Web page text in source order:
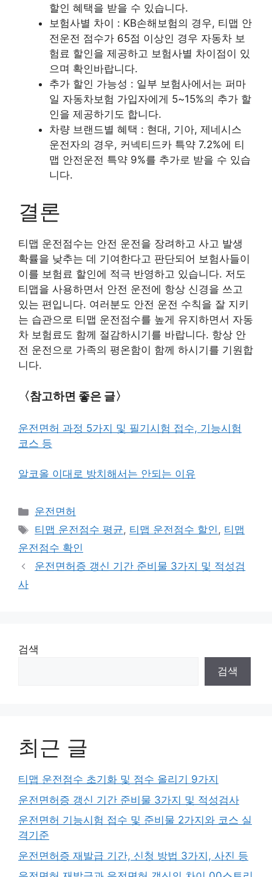
할인 혜택을 받을 수 있습니다.
보험사별 차이 : KB손해보험의 경우, 티맵 안
전운전 점수가 65점 이상인 경우 자동차 보
험료 할인을 제공하고 보험사별 차이점이 있
으며 확인바랍니다.
추가 할인 가능성 : 일부 보험사에서는 퍼마
일 자동차보험 가입자에게 5~15%의 추가 할
인을 제공하기도 합니다.
차량 브랜드별 혜택 : 현대, 기아, 제네시스
운전자의 경우, 커넥티드카 특약 7.2%에 티
맵 안전운전 특약 9%를 추가로 받을 수 있습
니다.
결론
티맵 운전점수는 안전 운전을 장려하고 사고 발생
확률을 낮추는 데 기여한다고 판단되어 보험사들이
이를 보험료 할인에 적극 반영하고 있습니다. 저도
티맵을 사용하면서 안전 운전에 항상 신경을 쓰고
있는 편입니다. 여러분도 안전 운전 수칙을 잘 지키
는 습관으로 티맵 운전점수를 높게 유지하면서 자동
차 보험료도 함께 절감하시기를 바랍니다. 항상 안
전 운전으로 가족의 평온함이 함께 하시기를 기원합
니다.
〈참고하면 좋은 글〉
운전면허 과정 5가지 및 필기시험 접수, 기능시험
코스 등
알코올 이대로 방치해서는 안되는 이유
카
테
리
운전면허
태
그
티맵 운전점수 평균, 티맵 운전점수 할인, 티맵
운전점수 확인
운전면허증 갱신 기간 준비물 3가지 및 적성검
사
검색
검색
최근 글
티맵 운전점수 초기화 및 점수 올리기 9가지
운전면허증 갱신 기간 준비물 3가지 및 적성검사
운전면허 기능시험 접수 및 준비물 2가지와 코스 실
격기준
운전면허증 재발급 기간, 신청 방법 3가지, 사진 등